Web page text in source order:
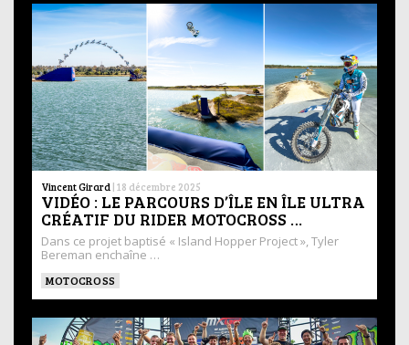
Vincent Girard | 18 décembre 2025
VIDÉO : LE PARCOURS D’ÎLE EN ÎLE ULTRA
CRÉATIF DU RIDER MOTOCROSS …
Dans ce projet baptisé « Island Hopper Project », Tyler
Bereman enchaîne …
MOTOCROSS